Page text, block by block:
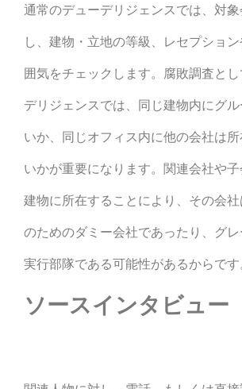
通常のデューデリジェンスでは、対
し、建物・立地の等級、レセプショ
囲気をチェックします。腐敗調査と
デリジェンスでは、同じ建物内にグ
いか、同じオフィス内に他の会社は
いかが重要になります。関連会社や
建物に所在することにより、その会
のためのダミー会社であったり、グ
実行部隊である可能性があるからです
ソースインタビュー